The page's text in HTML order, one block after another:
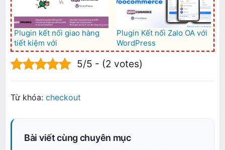
Plugin kết nối giao hàng
tiết kiệm với
Woocommerce – GHTK for
Woocommerce
Plugin Kết nối Zalo OA với
WordPress
5/5 - (2 votes)
Từ khóa: checkout
Bài viết cùng chuyên mục